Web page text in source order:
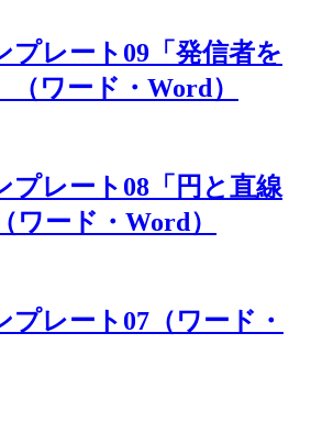
プレート09「発信者を
ワード・Word）
プレート08「円と直線
ワード・Word）
プレート07（ワード・